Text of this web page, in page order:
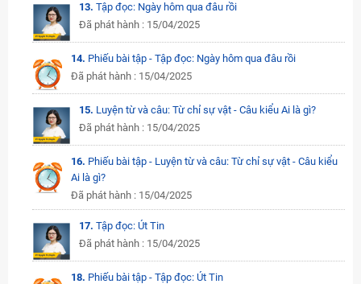
13. Tập đọc: Ngày hôm qua đâu rồi
Đã phát hành : 15/04/2025
14. Phiếu bài tập - Tập đọc: Ngày hôm qua đâu rồi
Đã phát hành : 15/04/2025
15. Luyện từ và câu: Từ chỉ sự vật - Câu kiểu Ai là gì?
Đã phát hành : 15/04/2025
16. Phiếu bài tập - Luyện từ và câu: Từ chỉ sự vật - Câu kiểu
Ai là gì?
Đã phát hành : 15/04/2025
17. Tập đọc: Út Tin
Đã phát hành : 15/04/2025
18. Phiếu bài tập - Tập đọc: Út Tin